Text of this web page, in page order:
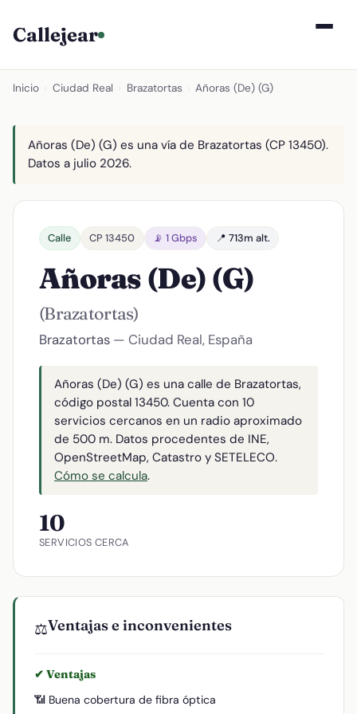
Callejear
Inicio Ciudad Real Brazatortas Añoras (De) (G)
Añoras (De) (G) es una vía de Brazatortas (CP 13450).
Datos a julio 2026.
Calle CP 13450 📡 1 Gbps 📍 713m alt.
Añoras (De) (G)
(Brazatortas)
Brazatortas — Ciudad Real, España
Añoras (De) (G) es una calle de Brazatortas,
código postal 13450. Cuenta con 10
servicios cercanos en un radio aproximado
de 500 m. Datos procedentes de INE,
OpenStreetMap, Catastro y SETELECO.
Cómo se calcula.
10
SERVICIOS CERCA
⚖️Ventajas e inconvenientes
✔ Ventajas
📶 Buena cobertura de fibra óptica